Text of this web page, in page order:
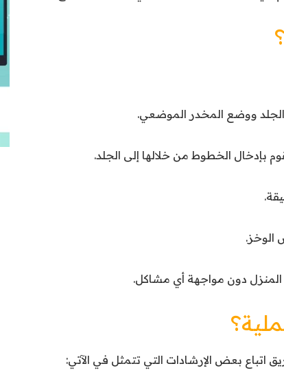
اتباع بعض الإرشادات التي تتمثل في الآتي: